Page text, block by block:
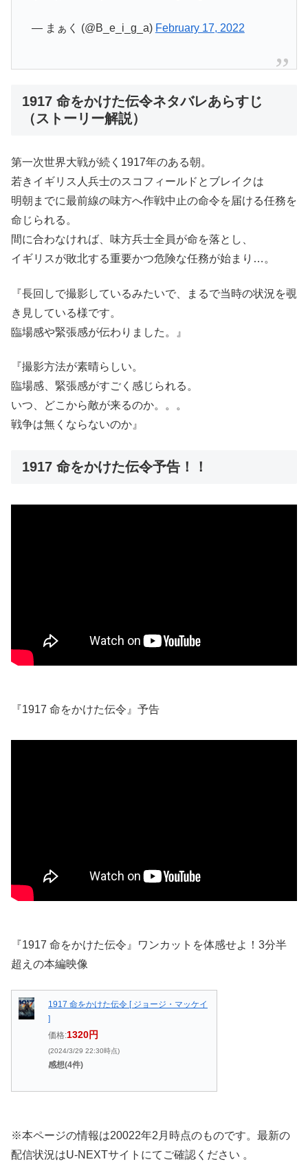
— まぁく (@B_e_i_g_a) February 17, 2022
1917 命をかけた伝令ネタバレあらすじ
（ストーリー解説）
第一次世界大戦が続く1917年のある朝。
若きイギリス人兵士のスコフィールドとブレイクは
明朝までに最前線の味方へ作戦中止の命令を届ける任務を
命じられる。
間に合わなければ、味方兵士全員が命を落とし、
イギリスが敗北する重要かつ危険な任務が始まり…。
『長回しで撮影しているみたいで、まるで当時の状況を覗
き見している様です。
臨場感や緊張感が伝わりました。』
『撮影方法が素晴らしい。
臨場感、緊張感がすごく感じられる。
いつ、どこから敵が来るのか。。。
戦争は無くならないのか』
1917 命をかけた伝令予告！！
『1917 命をかけた伝令』予告
『1917 命をかけた伝令』ワンカットを体感せよ！3分半
超えの本編映像
1917 命をかけた伝令 [ ジョージ・マッケイ
]
価格:1320円
(2024/3/29 22:30時点)
感想(4件)
※本ページの情報は20022年2月時点のものです。最新の
配信状況はU-NEXTサイトにてご確認ください 。